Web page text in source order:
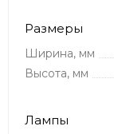
Размеры
Ширина, мм
Высота, мм
Лампы